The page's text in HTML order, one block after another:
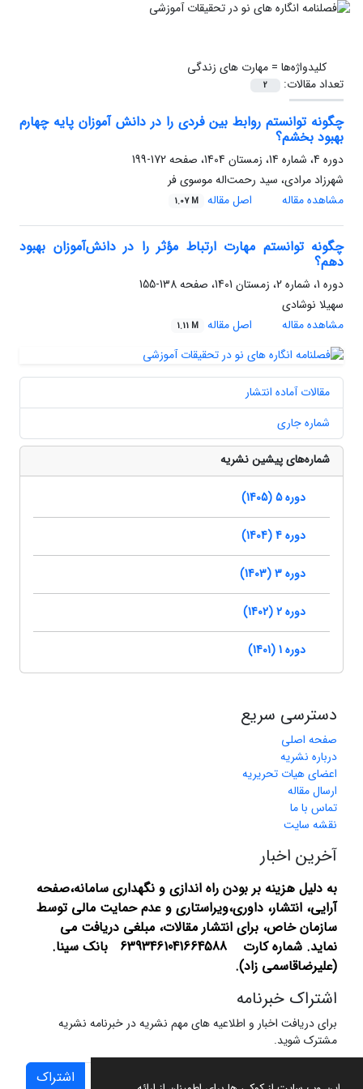
کلیدواژه‌ها =مهارت های زندگی
تعداد مقالات:
2
چگونه توانستم روابط بین فردی را در دانش آموزان پایه چهارم
بهبود بخشم؟
دوره 4، شماره 14، زمستان 1404، صفحه
172-199
شهرزاد مرادی، سید رحمت‌اله موسوی فر
مشاهده مقاله
اصل مقاله 1.07 M
چگونه توانستم مهارت ارتباط مؤثر را در دانش‌آموزان بهبود
دهم؟
دوره 1، شماره 2، زمستان 1401، صفحه
138-155
سهیلا نوشادی
مشاهده مقاله
اصل مقاله 1.11 M
مقالات آماده انتشار
شماره جاری
شماره‌های پیشین نشریه
دوره 5 (1405)
دوره 4 (1404)
دوره 3 (1403)
دوره 2 (1402)
دوره 1 (1401)
دسترسی سریع
صفحه اصلی
درباره نشریه
اعضای هیات تحریریه
ارسال مقاله
تماس با ما
نقشه سایت
آخرین اخبار
به دلیل هزینه بر بودن راه اندازی و نگهداری سامانه،صفحه
آرایی، انتشار، داوری،ویراستاری و عدم حمایت مالی توسط
سازمان خاص، برای انتشار مقالات، مبلغی دریافت می
نماید.
شماره کارت 6393461041664588 بانک سینا.
(علیرضاقاسمی زاد).
اشتراک خبرنامه
برای دریافت اخبار و اطلاعیه های مهم نشریه در خبرنامه نشریه
مشترک شوید.
اشتراک